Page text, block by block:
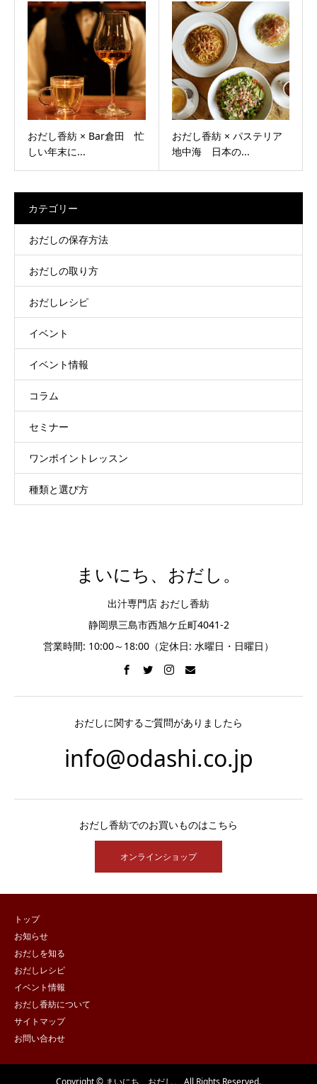
おだし香紡 × Bar倉田 忙
しい年末に...
おだし香紡 × パステリア
地中海 日本の...
カテゴリー
おだしの保存方法
おだしの取り方
おだしレシピ
イベント
イベント情報
コラム
セミナー
ワンポイントレッスン
種類と選び方
まいにち、おだし。
出汁専門店 おだし香紡
静岡県三島市西旭ケ丘町4041-2
営業時間: 10:00～18:00（定休日: 水曜日・日曜日）
おだしに関するご質問がありましたら
info@odashi.co.jp
おだし香紡でのお買いものはこちら
オンラインショップ
トップ
お知らせ
おだしを知る
おだしレシピ
イベント情報
おだし香紡について
サイトマップ
お問い合わせ
Copyright © まいにち、おだし。 All Rights Reserved.